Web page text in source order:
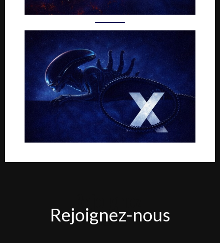
nous
Rejoignez-nous